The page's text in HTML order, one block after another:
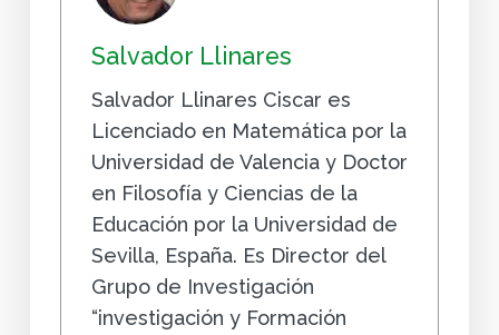
Salvador Llinares
Salvador Llinares Ciscar es
Licenciado en Matemática por la
Universidad de Valencia y Doctor
en Filosofía y Ciencias de la
Educación por la Universidad de
Sevilla, España. Es Director del
Grupo de Investigación
“investigación y Formación